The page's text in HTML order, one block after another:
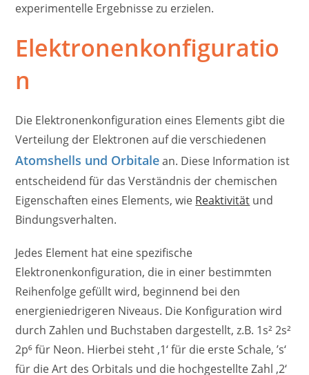
experimentelle Ergebnisse zu erzielen.
Elektronenkonfiguratio
n
Die Elektronenkonfiguration eines Elements gibt die
Verteilung der Elektronen auf die verschiedenen
Atomshells und Orbitalean. Diese Information ist
entscheidend für das Verständnis der chemischen
Eigenschaften eines Elements, wie Reaktivität und
Bindungsverhalten.
Jedes Element hat eine spezifische
Elektronenkonfiguration, die in einer bestimmten
Reihenfolge gefüllt wird, beginnend bei den
energieniedrigeren Niveaus. Die Konfiguration wird
durch Zahlen und Buchstaben dargestellt, z.B. 1s² 2s²
2p⁶ für Neon. Hierbei steht ‚1‘ für die erste Schale, ’s‘
für die Art des Orbitals und die hochgestellte Zahl ‚2‘